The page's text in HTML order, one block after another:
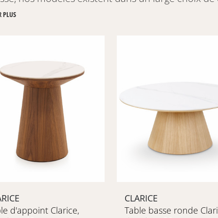
en ligne dès maintenant, ou rendez-vous
PLUS
d'appoint Clarice,
CLARICE
Table basse ronde